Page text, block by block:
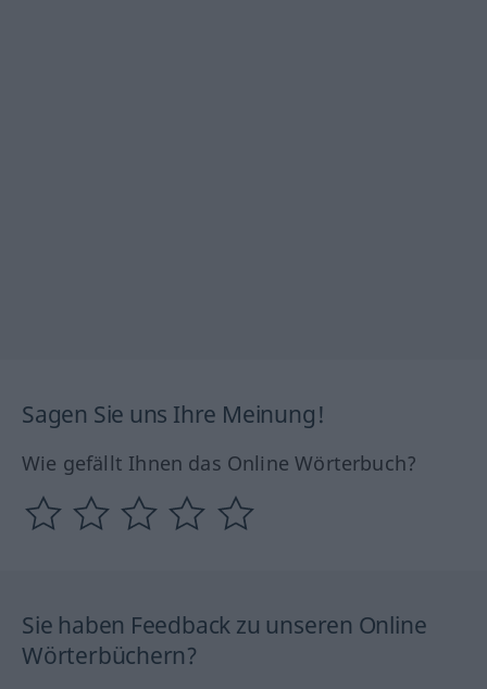
Sagen Sie uns Ihre Meinung!
Wie gefällt Ihnen das Online Wörterbuch?
Sie haben Feedback zu unseren Online
Wörterbüchern?